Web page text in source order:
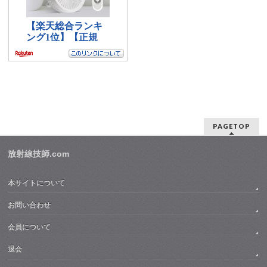
PAGETOP
放射線技師.com
本サイトについて
お問い合わせ
会員について
退会